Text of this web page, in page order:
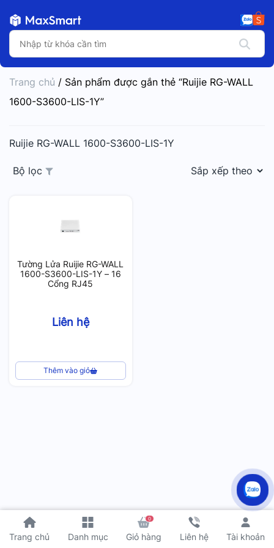
Trang chủ Danh mục
0
Giỏ hàng Liên hệ Tài khoản
Trang chủ / Sản phẩm được gắn thẻ “Ruijie RG-WALL
1600-S3600-LIS-1Y”
Ruijie RG-WALL 1600-S3600-LIS-1Y
Bộ lọc
Tường Lửa Ruijie RG-WALL
1600-S3600-LIS-1Y – 16
Cổng RJ45
Liên hệ
Thêm vào giỏ